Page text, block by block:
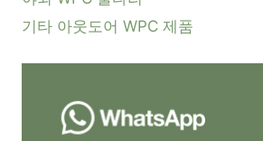
기타 아웃도어 WPC 제품